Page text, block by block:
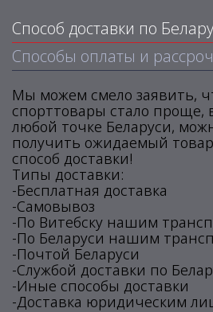
Способ доставки по
Способы оплаты и
Мы можем смело заявить,
спорттовары стало проще,
любой точке Беларуси,
получить ожидаемый
способ доставки!
Типы доставки:
-Бесплатная доставка
-Самовывоз
-По Витебску нашим
-По Беларуси нашим
-Почтой Беларуси
-Службой доставки по
-Иные способы доставки
-Доставка юридическим